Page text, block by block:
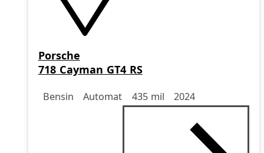
Porsche
718 Cayman GT4 RS
Drivmedel
Bensin
Drivmedel Automat
Miltal 435 mil
årsmodell 2024